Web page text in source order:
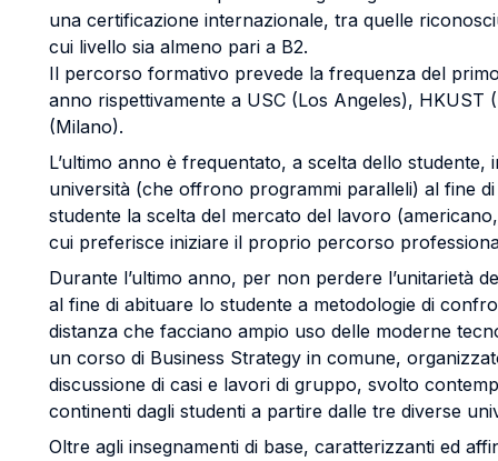
una certificazione internazionale, tra quelle
cui livello sia almeno pari a B2.
Il percorso formativo prevede la frequenza del
anno rispettivamente a USC (Los Angeles), HKUST
(Milano).
L’ultimo anno è frequentato, a scelta dello studente,
università (che offrono programmi paralleli) al fine
studente la scelta del mercato del lavoro
cui preferisce iniziare il proprio percorso
Durante l’ultimo anno, per non perdere l’unitarietà
al fine di abituare lo studente a metodologie di
distanza che facciano ampio uso delle moderne
un corso di Business Strategy in comune,
discussione di casi e lavori di gruppo, svolto
continenti dagli studenti a partire dalle tre diverse
Oltre agli insegnamenti di base, caratterizzanti ed